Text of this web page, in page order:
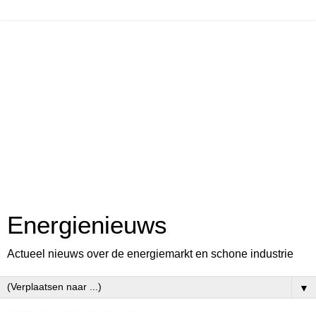
Energienieuws
Actueel nieuws over de energiemarkt en schone industrie
▼